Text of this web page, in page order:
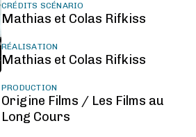
CRÉDITS SCÉNARIO
Mathias et Colas Rifkiss
RÉALISATION
Mathias et Colas Rifkiss
PRODUCTION
Origine Films / Les Films au
Long Cours